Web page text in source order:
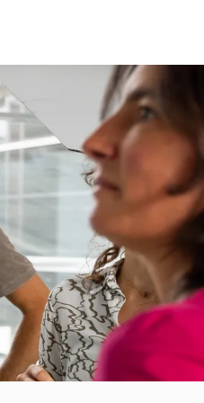
NACHHALTIGKEIT
MEDTECH
DIGITAL
SPIN-OFFS
BLOG
TEAM
SKILLS
JOBS
HOMEBASE